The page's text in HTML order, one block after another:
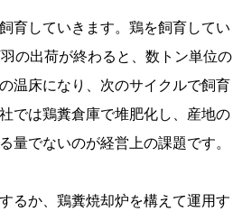
育していきます。鶏を飼育してい
の出荷が終わると、数トン単位の
温床になり、次のサイクルで飼育
では鶏糞倉庫で堆肥化し、産地の
量でないのが経営上の課題です。
るか、鶏糞焼却炉を構えて運用す